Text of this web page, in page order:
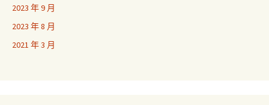
2023 年 9 月
2023 年 8 月
2021 年 3 月